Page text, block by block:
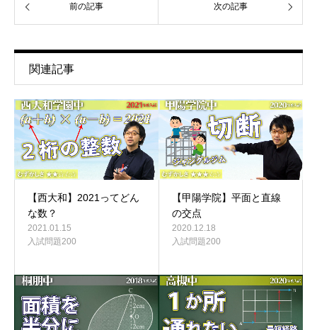
前の記事 次の記事
関連記事
【西大和】2021ってどん
な数？
2021.01.15
入試問題200
【甲陽学院】平面と直線
の交点
2020.12.18
入試問題200